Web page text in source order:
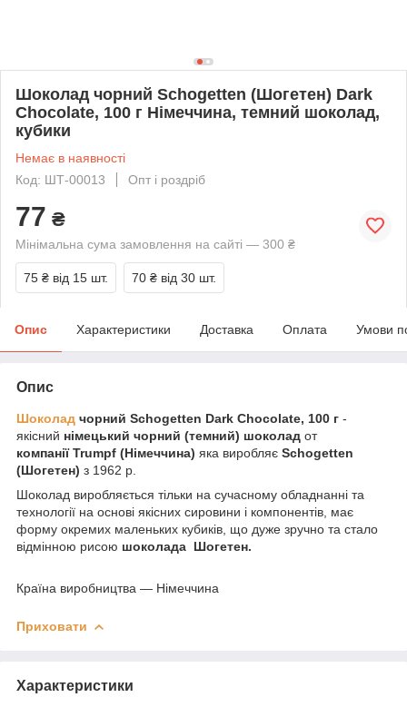
Шоколад чорний Schogetten (Шогетен) Dark
Chocolate, 100 г Німеччина, темний шоколад,
кубики
Немає в наявності
Код: ШТ-00013
Опт і роздріб
77 ₴
Мінімальна сума замовлення на сайті — 300 ₴
75 ₴ від 15 шт. 70 ₴ від 30 шт.
Опис Характеристики Доставка Оплата Умови
Опис
Шоколад чорний Schogetten Dark Chocolate, 100 г -
якісний німецький чорний (темний) шоколад от
компанії Trumpf (Німеччина) яка виробляє Schogetten
(Шогетен) з 1962 р.
Шоколад виробляється тільки на сучасному обладнанні та
технології на основі якісних сировини і компонентів, має
форму окремих маленьких кубиків, що дуже зручно та стало
відмінною рисою шоколада Шогетен.
Країна виробництва — Німеччина
Приховати
Характеристики